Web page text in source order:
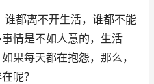
都离不开生活，谁都不能
情是不如人意的，生活
果每天都在抱怨，那么，
呢？